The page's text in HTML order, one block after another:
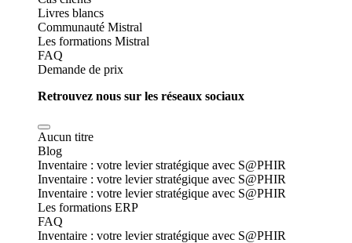
Livres blancs
Communauté Mistral
Les formations Mistral
FAQ
Demande de prix
Retrouvez nous sur les réseaux sociaux
Aucun titre
Blog
Inventaire : votre levier stratégique avec S@PHIR
Inventaire : votre levier stratégique avec S@PHIR
Inventaire : votre levier stratégique avec S@PHIR
Les formations ERP
FAQ
Inventaire : votre levier stratégique avec S@PHIR